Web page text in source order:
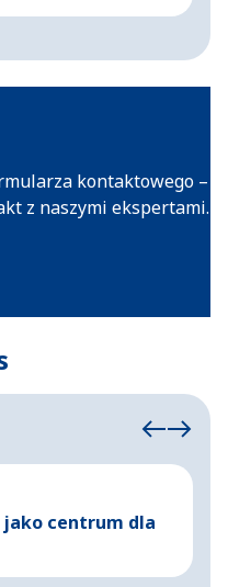
kontaktowego –
z naszymi ekspertami.
centrum dla